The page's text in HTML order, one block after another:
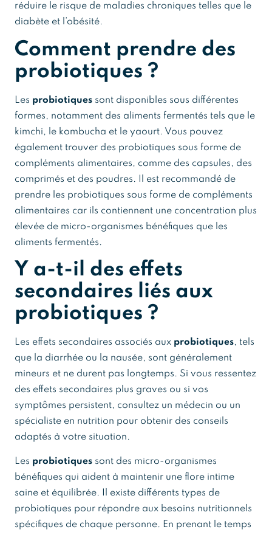
réduire le risque de maladies chroniques telles que le
diabète et l’obésité.
Comment prendre des
probiotiques ?
Les probiotiques sont disponibles sous différentes
formes, notamment des aliments fermentés tels que le
kimchi, le kombucha et le yaourt. Vous pouvez
également trouver des probiotiques sous forme de
compléments alimentaires, comme des capsules, des
comprimés et des poudres. Il est recommandé de
prendre les probiotiques sous forme de compléments
alimentaires car ils contiennent une concentration plus
élevée de micro-organismes bénéfiques que les
aliments fermentés.
Y a-t-il des effets
secondaires liés aux
probiotiques ?
Les effets secondaires associés aux probiotiques, tels
que la diarrhée ou la nausée, sont généralement
mineurs et ne durent pas longtemps. Si vous ressentez
des effets secondaires plus graves ou si vos
symptômes persistent, consultez un médecin ou un
spécialiste en nutrition pour obtenir des conseils
adaptés à votre situation.
Les probiotiques sont des micro-organismes
bénéfiques qui aident à maintenir une flore intime
saine et équilibrée. Il existe différents types de
probiotiques pour répondre aux besoins nutritionnels
spécifiques de chaque personne. En prenant le temps